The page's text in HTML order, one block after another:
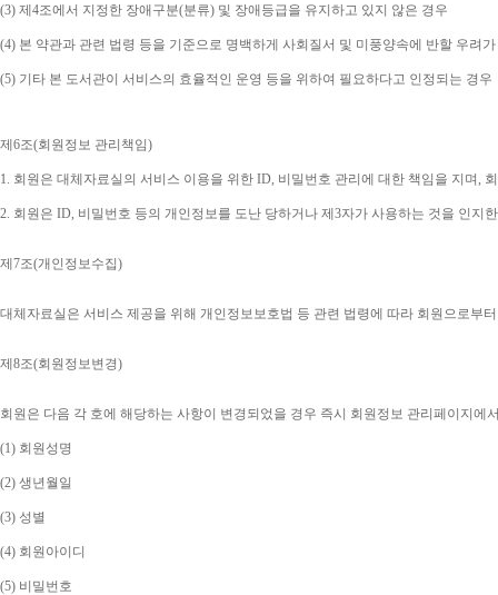
(3) 제 4조에서 지정한 장애구분(분류) 및 장애등급을 유지하고 있지 않은 경우
(4) 본 약관과 관련 법령 등을 기준으로 명백하게 사회질서 및 미풍양속에 반할 우려
(5) 기타 본 도서관이 서비스의 효율적인 운영 등을 위하여 필요하다고 인정되는 경우
제 6조(회원정보 관리책임)
1. 회원은 대체자료실의 서비스 이용을 위한 ID, 비밀번호 관리에 대한 책임을 지며,
2. 회원은 ID, 비밀번호 등의 개인정보를 도난 당하거나 제 3자가 사용하는 것을 인지
제 7조(개인정보수집)
대체자료실은 서비스 제공을 위해 개인정보보호법 등 관련 법령에 따라 회원으로부
제 8조(회원정보변경)
회원은 다음 각 호에 해당하는 사항이 변경되었을 경우 즉시 회원정보 관리페이지에
(1) 회원성명
(2) 생년월일
(3) 성별
(4) 회원아이디
(5) 비밀번호